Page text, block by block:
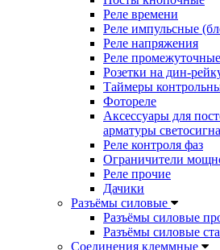
Реле времени
Реле импульсные
Реле напряжения
Реле промежуточные
Розетки на дин-
Таймеры
Фотореле
Аксессуары для
арматуры
Реле контроля фаз
Ограничители
Реле прочие
Дачики
Разъёмы силовые
Разъёмы силовые
Разъёмы силовые
Соединения клеммные